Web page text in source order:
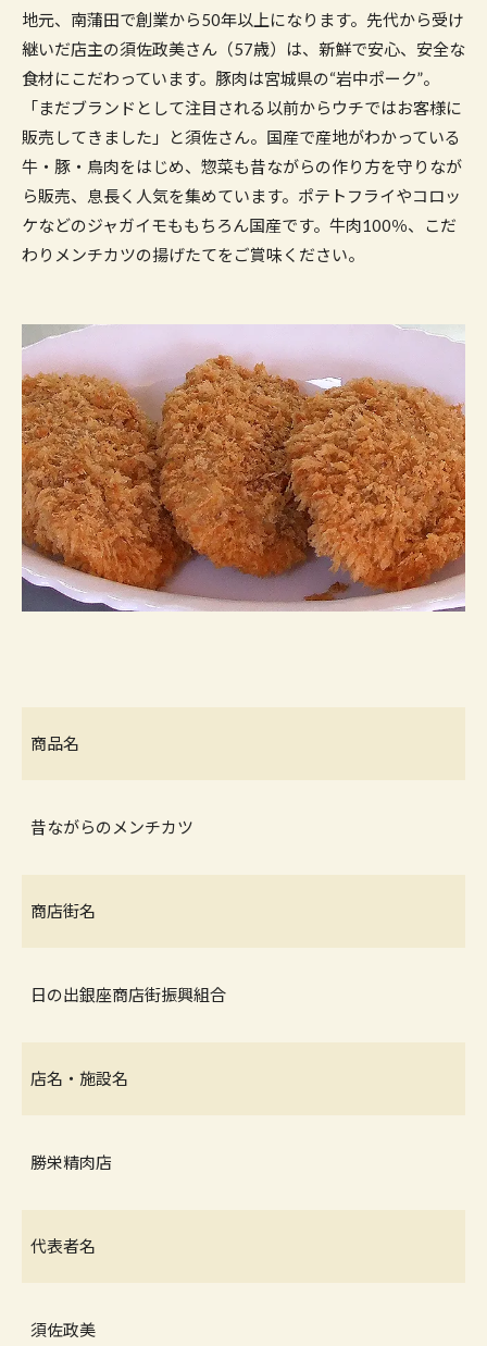
地元、南蒲田で創業から50年以上になります。先代から受け
継いだ店主の須佐政美さん（57歳）は、新鮮で安心、安全な
食材にこだわっています。豚肉は宮城県の“岩中ポーク”。
「まだブランドとして注目される以前からウチではお客様に
販売してきました」と須佐さん。国産で産地がわかっている
牛・豚・鳥肉をはじめ、惣菜も昔ながらの作り方を守りなが
ら販売、息長く人気を集めています。ポテトフライやコロッ
ケなどのジャガイモももちろん国産です。牛肉100％、こだ
わりメンチカツの揚げたてをご賞味ください。
商品名
昔ながらのメンチカツ
商店街名
日の出銀座商店街振興組合
店名・施設名
勝栄精肉店
代表者名
須佐政美